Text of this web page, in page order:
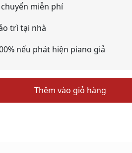
miễn phí
trì tại nhà
nếu phát hiện piano giả
Thêm vào giỏ hàng